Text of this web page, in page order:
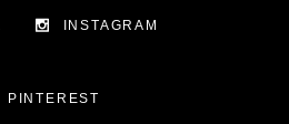
INSTAGRAM
PINTEREST